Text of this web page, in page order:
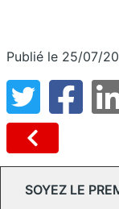
Publié le 25/07/
SOYEZ LE